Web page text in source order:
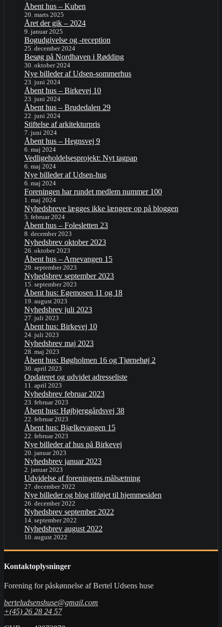
Åbent hus – Kuben
20. marts 2025
Året der gik – 2024
9. januar 2025
Bogudgivelse og -reception
25. december 2024
Besøg på Nordhaven i Rødding
30. oktober 2024
Nye billeder af Udsen-sommerhus
23. juni 2024
Åbent hus – Birkevej 10
23. juni 2024
Åbent hus – Brudedalen 29
22. juni 2024
Stiftelse af arkitekturpris
7. juni 2024
Åbent hus – Hegnsvej 9
6. maj 2024
Vedligeholdelsesprojekt: Nyt tagpap
6. maj 2024
Nye billeder af Udsen-hus
6. maj 2024
Foreningen har rundet medlem nummer 100
1. maj 2024
Nyhedsbreve lægges ikke længere op på bloggen
5. februar 2024
Åbent hus – Folesletten 23
8. december 2023
Nyhedsbrev oktober 2023
26. oktober 2023
Åbent hus – Arnevangen 15
29. september 2023
Nyhedsbrev september 2023
15. september 2023
Åbent hus: Egemosen 11 og 18
19. august 2023
Nyhedsbrev juli 2023
27. juli 2023
Åbent hus: Birkevej 10
24. juli 2023
Nyhedsbrev maj 2023
28. maj 2023
Åbent hus: Bøgholmen 16 og Tjørnehøj 2
30. april 2023
Opdateret og udvidet adresseliste
11. april 2023
Nyhedsbrev februar 2023
23. februar 2023
Åbent hus: Højbjerggårdsvej 38
22. februar 2023
Åbent hus: Bjælkevangen 15
22. februar 2023
Nye billeder af hus på Birkevej
20. januar 2023
Nyhedsbrev januar 2023
2. januar 2023
Udvidelse af foreningens målsætning
27. december 2022
Nye billeder og blog tilføjet til hjemmesiden
26. december 2022
Nyhedsbrev september 2022
14. september 2022
Nyhedsbrev august 2022
10. august 2022
Kontaktoplysninger
Forening for påskønnelse af Bertel Udsens huse
berteludsenshuse@gmail.com
+(45) 26 28 24 57